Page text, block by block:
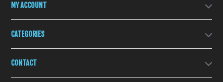
MY ACCOUNT
CATEGORIES
CONTACT